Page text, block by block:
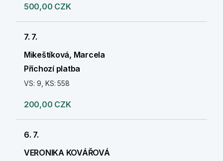
500,00 CZK
7. 7.
Mikeštíková, Marcela
Příchozí platba
VS: 9, KS: 558
200,00 CZK
6. 7.
VERONIKA KOVÁŘOVÁ